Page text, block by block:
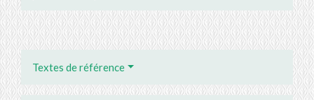
Textes de référence